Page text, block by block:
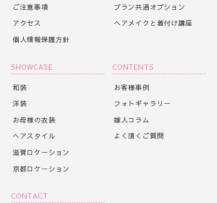
ご注意事項
アクセス
個人情報保護方針
プラン共通オプション
ヘアメイクと着付け講座
SHOWCASE
和装
洋装
お母様の衣装
ヘアスタイル
滋賀ロケーション
京都ロケーション
CONTENTS
お客様事例
フォトギャラリー
嫁人コラム
よく頂くご質問
CONTACT